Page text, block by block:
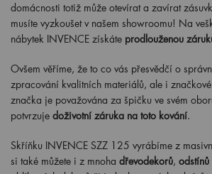
domácnosti totiž může otevírat a zavírat
musíte vyzkoušet v našem showroomu! Na
nábytek INVENCE získáte prodlouženou
Ovšem věříme, že to co vás přesvědčí o
zpracování kvalitních materiálů, ale i
značka je považována za špičku ve svém
potvrzuje doživotní záruka na toto kování.
Skříňku INVENCE SZZ 125 vyrábíme z
si také můžete i z mnoha dřevodekorů, odstínů